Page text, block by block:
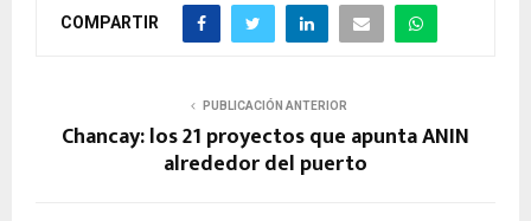
COMPARTIR
PUBLICACIÓN ANTERIOR
Chancay: los 21 proyectos que apunta ANIN
alrededor del puerto